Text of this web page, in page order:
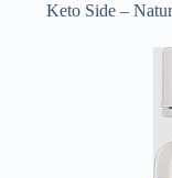
Keto Side –